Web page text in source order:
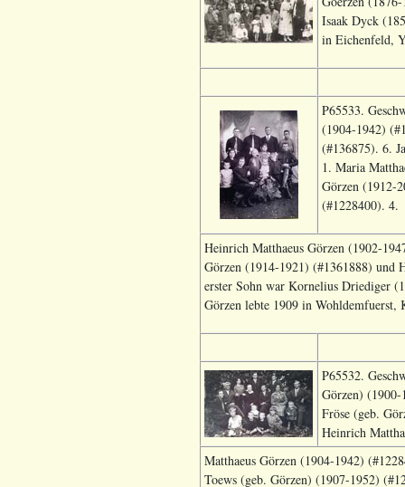
Isaak Dyck
in Eichenfeld,
P65533.
(1904-1942)
(#136875). 6.
1. Maria
Görzen (1912-
(#1228400). 4.
Heinrich Matthaeus Görzen (1902-
Görzen (1914-1921) (#1361888) und
erster Sohn war Kornelius Driediger
Görzen lebte 1909 in Wohldemfuerst,
P65532.
Görzen)
Fröse (geb.
Heinrich
Matthaeus Görzen (1904-1942)
Toews (geb. Görzen) (1907-1952)